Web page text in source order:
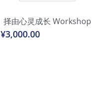
择由心灵成长 Workshop
¥3,000.00